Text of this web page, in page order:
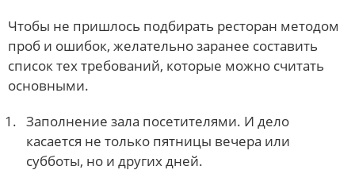
Чтобы не пришлось подбирать ресторан методом
проб и ошибок, желательно заранее составить
список тех требований, которые можно считать
основными.
Заполнение зала посетителями. И дело
касается не только пятницы вечера или
субботы, но и других дней.